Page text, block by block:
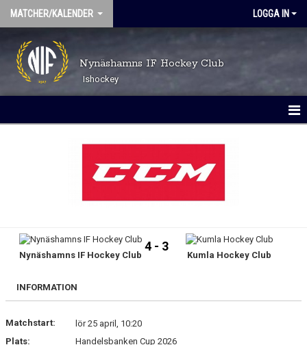
MATCHER/KALENDER LOGGA IN
Nynäshamns IF Hockey Club
Ishockey
Nynäshamns IF Hockey Club
4 - 3
Kumla Hockey Club
INFORMATION
Matchstart:
lör 25 april, 10:20
Plats:
Handelsbanken Cup 2026